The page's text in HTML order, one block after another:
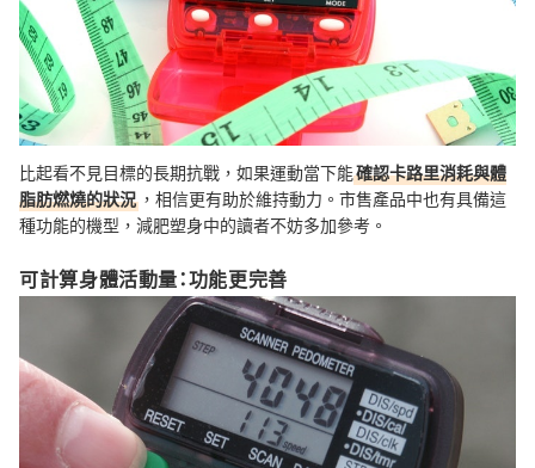
比起看不見目標的長期抗戰，如果運動當下能確認卡路里消耗與體
脂肪燃燒的狀況 ，相信更有助於維持動力。市售產品中也有具備這
種功能的機型，減肥塑身中的讀者不妨多加參考。
可計算身體活動量：功能更完善